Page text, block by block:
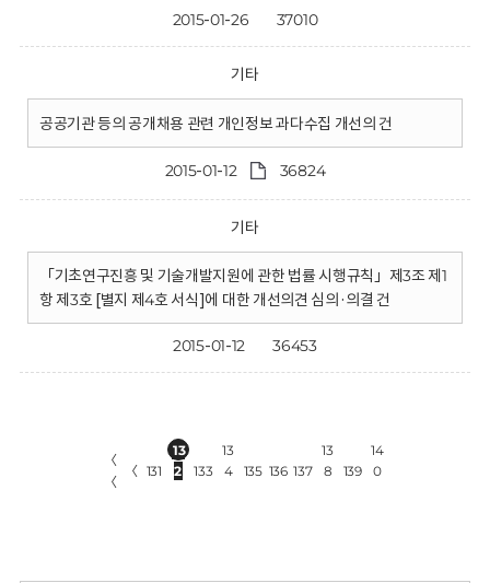
2015-01-26 37010
기타
공공기관 등의 공개채용 관련 개인정보 과다수집 개선의 건
2015-01-12 36824
기타
「기초연구진흥 및 기술개발지원에 관한 법률 시행규칙」제3조 제1
항 제3호 [별지 제4호 서식]에 대한 개선의견 심의·의결 건
2015-01-12 36453
〈
〈
〈 131
13
2
133
13
4
135 136 137
13
8
139
14
0